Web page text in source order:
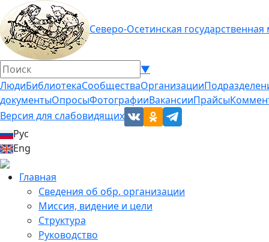
Северо-Осетинская
▼
ЛюдиБиблиотекаСообществаОрганизации
документыОпросыФотографииВакансииПрайсы
Версия для слабовидящих
Рус
Eng
Главная
Сведения об обр. организации
Миссия, видение и цели
Структура
Руководство